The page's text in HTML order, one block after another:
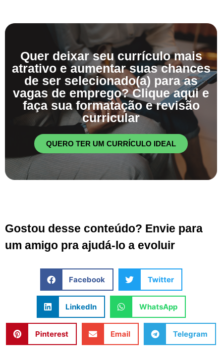
Quer deixar seu currículo mais
atrativo e aumentar suas chances
de ser selecionado(a) para as
vagas de emprego? Clique aqui e
faça sua formatação e revisão
curricular
QUERO TER UM CURRÍCULO IDEAL
Gostou desse conteúdo? Envie para
um amigo pra ajudá-lo a evoluir
Facebook Twitter
LinkedIn WhatsApp
Pinterest Email Telegram